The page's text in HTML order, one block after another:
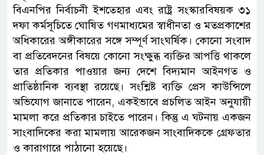
বিএনপির নির্বাচনী ইশতেহার এবং রাষ্ট্র সংস্কারবিষয়ক ৩১
দফা কর্মসূচিতে ঘোষিত গণমাধ্যমের স্বাধীনতা ও মতপ্রকাশের
অধিকারের অঙ্গীকারের সঙ্গে সম্পূর্ণ সাংঘর্ষিক। কোনো সংবাদ
বা প্রতিবেদনের বিষয়ে কোনো সংক্ষুব্ধ ব্যক্তির আপত্তি থাকলে
তার প্রতিকার পাওয়ার জন্য দেশে বিদ্যমান আইনগত ও
প্রাতিষ্ঠানিক ব্যবস্থা রয়েছে। সংশ্লিষ্ট ব্যক্তি প্রেস কাউন্সিলে
অভিযোগ জানাতে পারেন, একইভাবে প্রচলিত আইন অনুযায়ী
মামলা করে প্রতিকার চাইতে পারেন। কিন্তু এ ঘটনায় একজন
সাংবাদিকের করা মামলায় আরেকজন সাংবাদিককে গ্রেফতার
ও কারাগারে পাঠানো হয়েছে।